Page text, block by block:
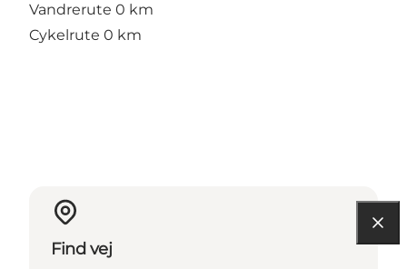
Vandrerute 0 km
Cykelrute 0 km
Find vej